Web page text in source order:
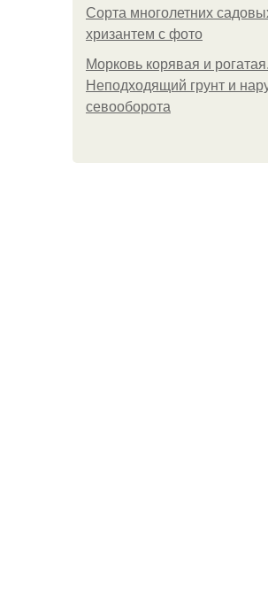
Сорта многолетних
хризантем с фото
Морковь корявая и рогатая.
Неподходящий грунт и
севооборота